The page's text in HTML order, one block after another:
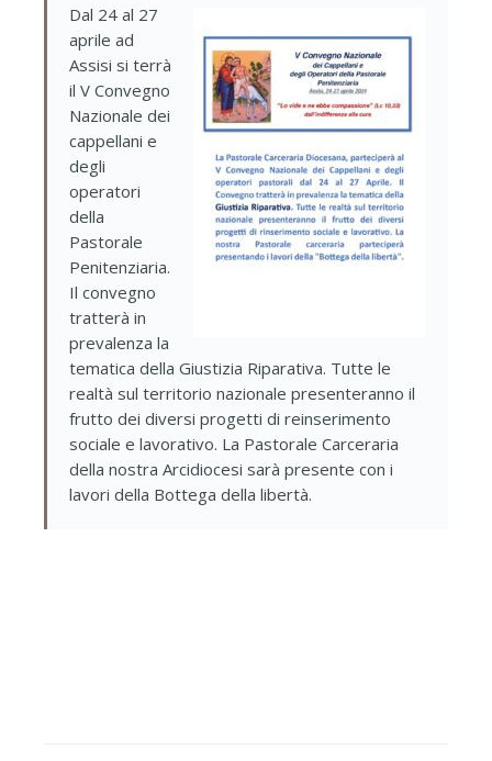
Dal 24 al 27
aprile ad
Assisi si terrà
il V Convegno
Nazionale dei
cappellani e
degli
operatori
della
Pastorale
Penitenziaria.
Il convegno
tratterà in
prevalenza la
tematica della Giustizia Riparativa. Tutte le
realtà sul territorio nazionale presenteranno il
frutto dei diversi progetti di reinserimento
sociale e lavorativo. La Pastorale Carceraria
della nostra Arcidiocesi sarà presente con i
lavori della Bottega della libertà.